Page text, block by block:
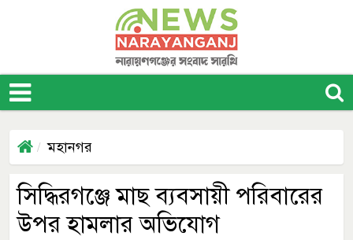
মহানগর
সিদ্ধিরগঞ্জে মাছ ব্যবসায়ী পরিবারের
উপর হামলার অভিযোগ